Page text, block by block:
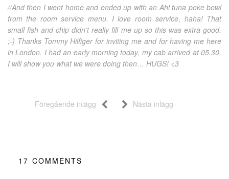
//And then I went home and ended up with an Ahi tuna poke bowl
from the room service menu. I love room service, haha! That
small fish and chip didn’t really fill me up so this was extra good.
;-) Thanks Tommy Hilfiger for inviting me and for having me here
in London. I had an early morning today, my cab arrived at 05.30,
I will show you what we were doing then… HUGS! <3
Föregående inlägg Nästa inlägg
17 COMMENTS